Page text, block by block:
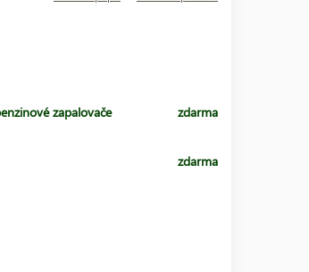
zapalovače
zdarma
zdarma